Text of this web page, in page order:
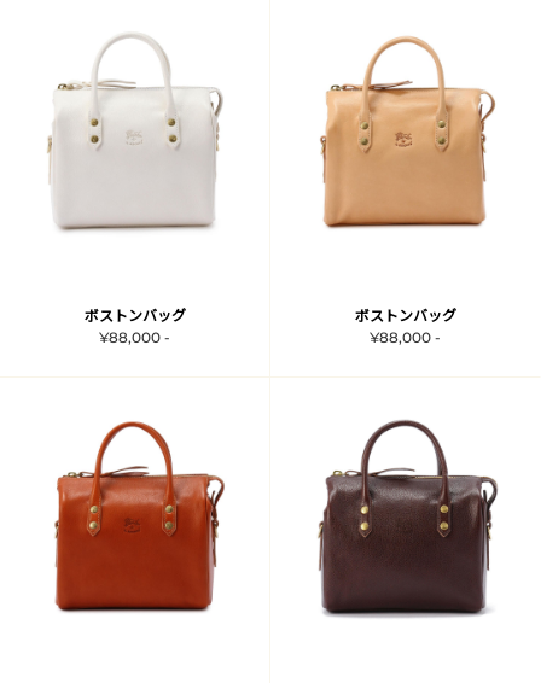
ボストンバッグ
¥88,000 -
ボストンバッグ
¥88,000 -